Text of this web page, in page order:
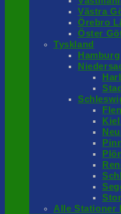
Västra
Örebro
Öster
Tyskland
Hamburg
Alle Stationer